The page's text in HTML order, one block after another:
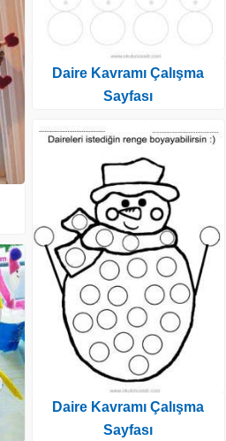
Daire Kavramı Çalışma
Sayfası
Daire Kavramı Çalışma
Sayfası